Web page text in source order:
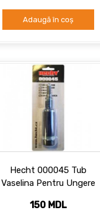
Adaugă în coș
Hecht 000045 Tub
Vaselina Pentru Ungere
150 MDL